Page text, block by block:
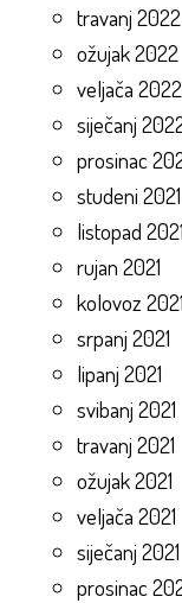
travanj 2022
ožujak 2022
veljača 2022
siječanj
prosinac
studeni 2021
listopad 2021
rujan 2021
kolovoz 2021
srpanj 2021
lipanj 2021
svibanj 2021
travanj 2021
ožujak 2021
veljača 2021
siječanj 2021
prosinac